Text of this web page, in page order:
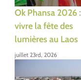
Ok Phansa 2026 :
vivre la fête des
lumières au Laos
juillet 23rd, 2026